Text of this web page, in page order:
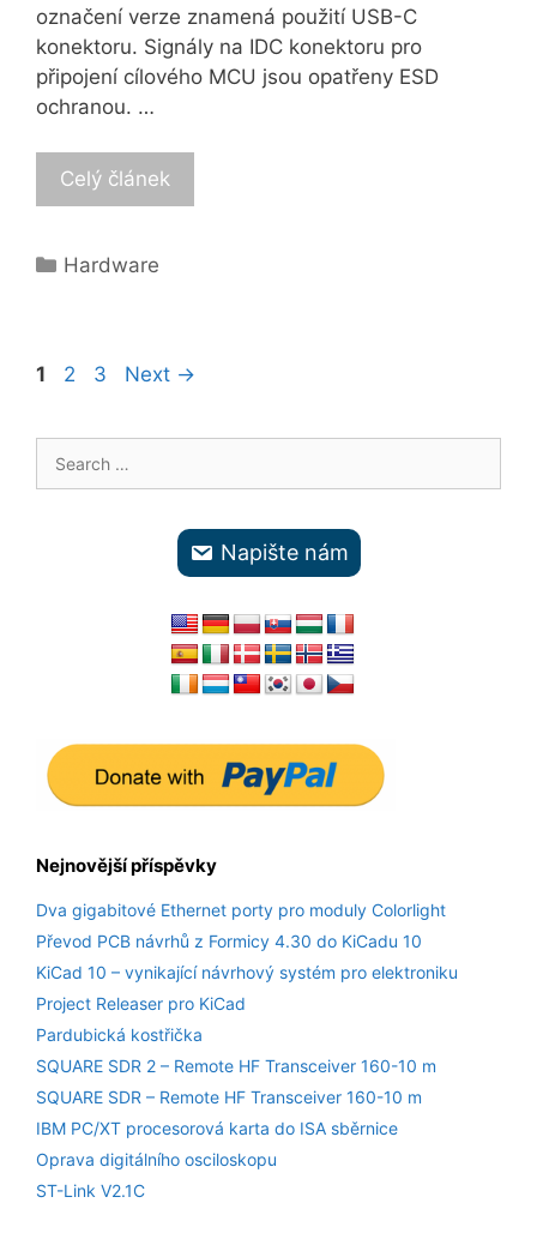
označení verze znamená použití USB-C
konektoru. Signály na IDC konektoru pro
připojení cílového MCU jsou opatřeny ESD
ochranou. …
Celý článek
Categories
Hardware
Page
1 Page
2 Page
3 Next →
for:
Napište nám
Nejnovější příspěvky
Dva gigabitové Ethernet porty pro moduly Colorlight
Převod PCB návrhů z Formicy 4.30 do KiCadu 10
KiCad 10 – vynikající návrhový systém pro elektroniku
Project Releaser pro KiCad
Pardubická kostřička
SQUARE SDR 2 – Remote HF Transceiver 160-10 m
SQUARE SDR – Remote HF Transceiver 160-10 m
IBM PC/XT procesorová karta do ISA sběrnice
Oprava digitálního osciloskopu
ST-Link V2.1C